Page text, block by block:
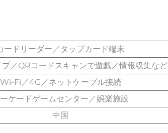
ードリーダー／タップカード端末
プ／QRコードスキャンで遊戯／情報収集など
Wi-Fi／4G／ネットケーブル接続
ケードゲームセンター／娯楽施設
中国